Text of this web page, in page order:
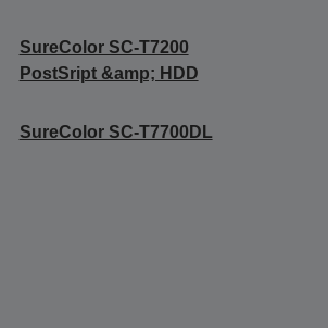
SureColor SC-T7200
PostSript &amp; HDD
SureColor SC-T7700DL